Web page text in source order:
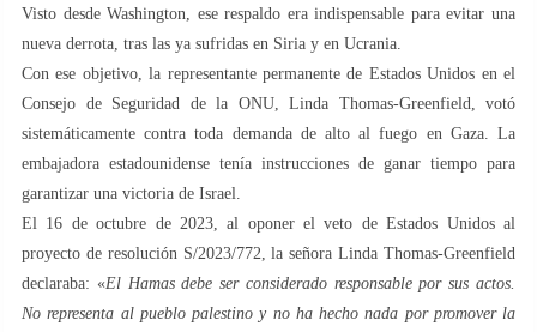
Visto desde Washington, ese respaldo era indispensable para evitar una
nueva derrota, tras las ya sufridas en Siria y en Ucrania.
Con ese objetivo, la representante permanente de Estados Unidos en el
Consejo de Seguridad de la ONU, Linda Thomas-Greenfield, votó
sistemáticamente contra toda demanda de alto al fuego en Gaza. La
embajadora estadounidense tenía instrucciones de ganar tiempo para
garantizar una victoria de Israel.
El 16 de octubre de 2023, al oponer el veto de Estados Unidos al
proyecto de resolución S/2023/772, la señora Linda Thomas-Greenfield
declaraba: «El Hamas debe ser considerado responsable por sus actos.
No representa al pueblo palestino y no ha hecho nada por promover la